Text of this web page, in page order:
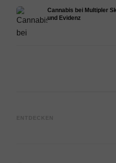
Cannabis bei Multipler
und Evidenz
ENTDECKEN
Epidiolex und der Stand der